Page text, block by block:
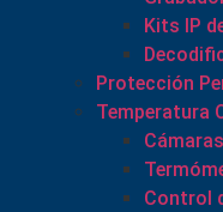
Kits IP
Protección
Temperatura
Control